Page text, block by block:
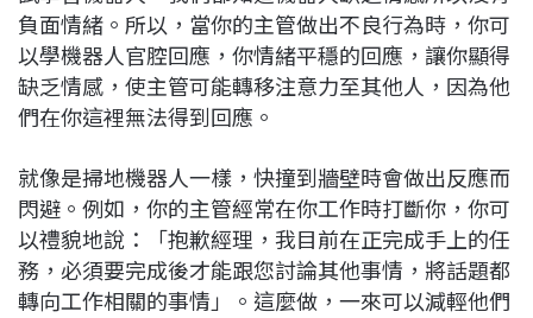
負面情緒。所以，當你的主管做出不良行為時，你可
以學機器人官腔回應，你情緒平穩的回應，讓你顯得
缺乏情感，使主管可能轉移注意力至其他人，因為他
們在你這裡無法得到回應。
就像是掃地機器人一樣，快撞到牆壁時會做出反應而
閃避。例如，你的主管經常在你工作時打斷你，你可
以禮貌地說：「抱歉經理，我目前在正完成手上的任
務，必須要完成後才能跟您討論其他事情，將話題都
轉向工作相關的事情」。這麼做，一來可以減輕他們